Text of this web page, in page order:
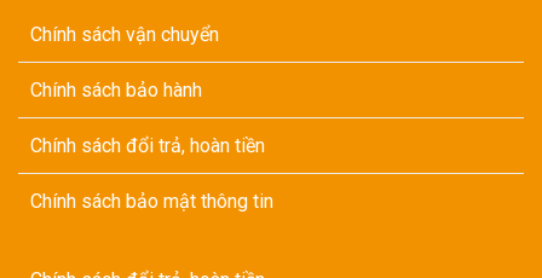
Chính sách vận chuyển
Chính sách bảo hành
Chính sách đổi trả, hoàn tiền
Chính sách bảo mật thông tin